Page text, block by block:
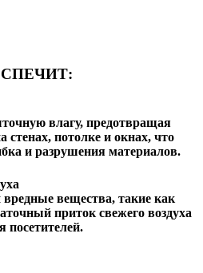
влагу, предотвращая
стенах, потолке и окнах, что
и разрушения материалов.
вредные вещества, такие как
приток свежего воздуха
посетителей.